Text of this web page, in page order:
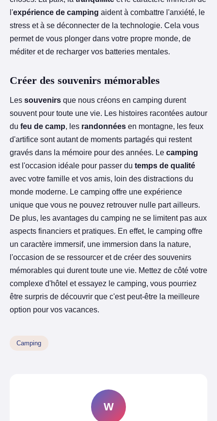
l'expérience de camping aident à combattre l'anxiété, le
stress et à se déconnecter de la technologie. Cela vous
permet de vous plonger dans votre propre monde, de
méditer et de recharger vos batteries mentales.
Créer des souvenirs mémorables
Les souvenirs que nous créons en camping durent
souvent pour toute une vie. Les histoires racontées autour
du feu de camp, les randonnées en montagne, les feux
d'artifice sont autant de moments partagés qui restent
gravés dans la mémoire pour des années. Le camping
est l'occasion idéale pour passer du temps de qualité
avec votre famille et vos amis, loin des distractions du
monde moderne. Le camping offre une expérience
unique que vous ne pouvez retrouver nulle part ailleurs.
De plus, les avantages du camping ne se limitent pas aux
aspects financiers et pratiques. En effet, le camping offre
un caractère immersif, une immersion dans la nature,
l'occasion de se ressourcer et de créer des souvenirs
mémorables qui durent toute une vie. Mettez de côté votre
complexe d'hôtel et essayez le camping, vous pourriez
être surpris de découvrir que c'est peut-être la meilleure
option pour vos vacances.
Camping
W